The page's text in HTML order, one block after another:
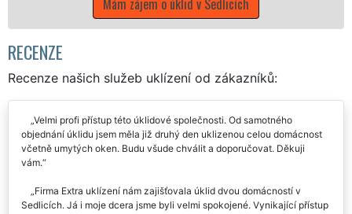
zájem o úklid v Sedlicích
RECENZE
Recenze našich služeb uklízení od zákazníků:
Velmi profi přístup této úklidové společnosti. Od samotného
objednání úklidu jsem měla již druhý den uklizenou celou domácnost
včetně umytých oken. Budu všude chválit a doporučovat. Děkuji
vám.
Firma Extra uklízení nám zajišťovala úklid dvou domácností v
Sedlicích. Já i moje dcera jsme byli velmi spokojené. Vynikající přístup